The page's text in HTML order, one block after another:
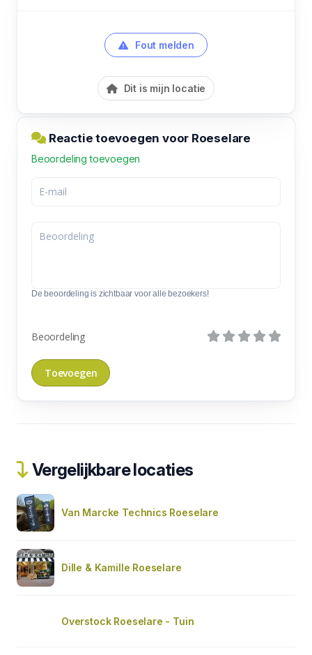
Fout melden
Dit is mijn locatie
Reactie toevoegen voor Roeselare
Beoordeling toevoegen
De beoordeling is zichtbaar voor alle bezoekers!
Beoordeling
Vergelijkbare locaties
Van Marcke Technics Roeselare
Dille & Kamille Roeselare
Overstock Roeselare - Tuin